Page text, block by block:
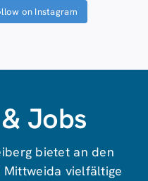
on Instagram
Jobs
bietet an den
Mittweida vielfältige